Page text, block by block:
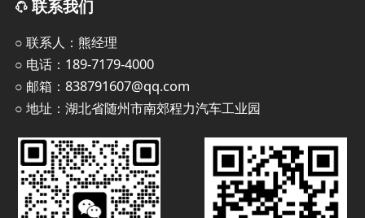
联系我们
○ 联系人：熊经理
○ 电话：189-7179-4000
○ 邮箱：838791607@qq.com
○ 地址：湖北省随州市南郊程力汽车工业园